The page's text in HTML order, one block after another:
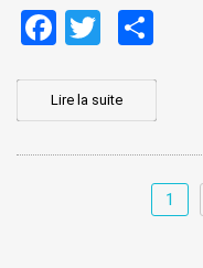
FacebookTwitter
Lire la suite
1